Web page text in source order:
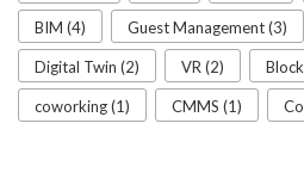
BIM (4) Guest Management (3)
Digital Twin (2) VR (2)
coworking (1) CMMS (1)